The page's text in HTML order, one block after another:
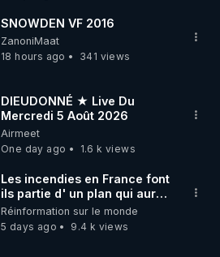
SNOWDEN VF 2016
ZanoniMaat
18 hours ago
341 views
DIEUDONNÉ ★ Live Du
Mercredi 5 Août 2026
Airmeet
One day ago
1.6 k views
Les incendies en France font
ils partie d' un plan qui aurait
débuté le 11 septembre 2001
?
Réinformation sur le monde
5 days ago
9.4 k views